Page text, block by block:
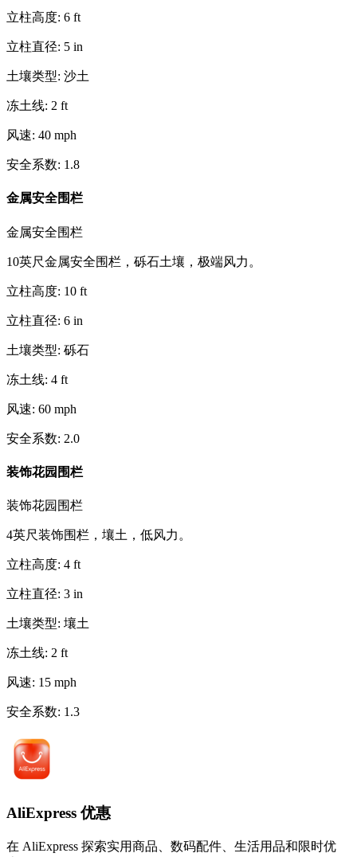
立柱高度: 6 ft
立柱直径: 5 in
土壤类型: 沙土
冻土线: 2 ft
风速: 40 mph
安全系数: 1.8
金属安全围栏
金属安全围栏
10英尺金属安全围栏，砾石土壤，极端风力。
立柱高度: 10 ft
立柱直径: 6 in
土壤类型: 砾石
冻土线: 4 ft
风速: 60 mph
安全系数: 2.0
装饰花园围栏
装饰花园围栏
4英尺装饰围栏，壤土，低风力。
立柱高度: 4 ft
立柱直径: 3 in
土壤类型: 壤土
冻土线: 2 ft
风速: 15 mph
安全系数: 1.3
AliExpress 优惠
在 AliExpress 探索实用商品、数码配件、生活用品和限时优